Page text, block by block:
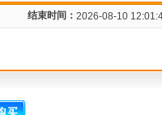
结束时间： 2026-08-10